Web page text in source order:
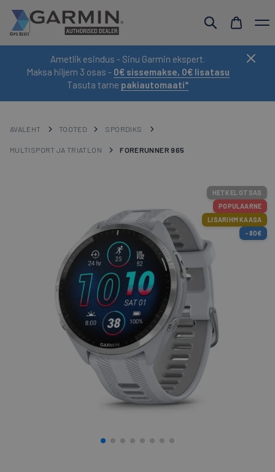
Ametlik esindus - Sinu Garmin ekspert.
Maksa hiljem 3 osas - 0€ sissemakse, 0€ lisatasu
Tasuta tarne pakiautomaati*
AVALEHT TOOTED SPORDIKS
MULTISPORT JA TRIATLON FORERUNNER 965
HETKEL OTSAS
POPULAARNE
LISARIHM KAASA
-80€